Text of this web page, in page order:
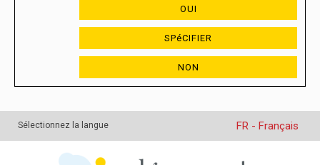
OUI
SPéCIFIER
NON
Sélectionnez la langue FR - Français